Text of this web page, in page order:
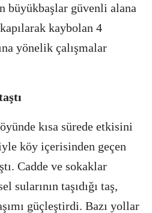
büyükbaşlar güvenli alana
kaybolan 4
yönelik çalışmalar
kısa sürede etkisini
köy içerisinden geçen
Cadde ve sokaklar
sularının taşıdığı taş,
güçleştirdi. Bazı yollar